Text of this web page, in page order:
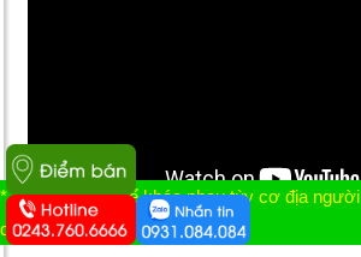
* Tác dụng có thể khác nhau tùy cơ địa người
dùng